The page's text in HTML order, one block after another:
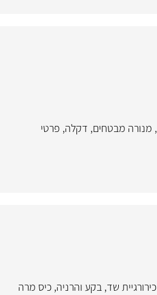
, מנורה מבטחים, דקלה, פרטי
כירורגיית שד, בקע והרניה, כיס מרה